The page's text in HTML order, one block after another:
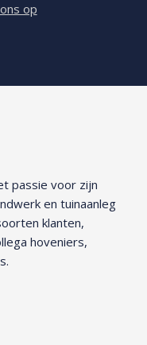
op
passie voor zijn
en tuinaanleg
klanten,
hoveniers,